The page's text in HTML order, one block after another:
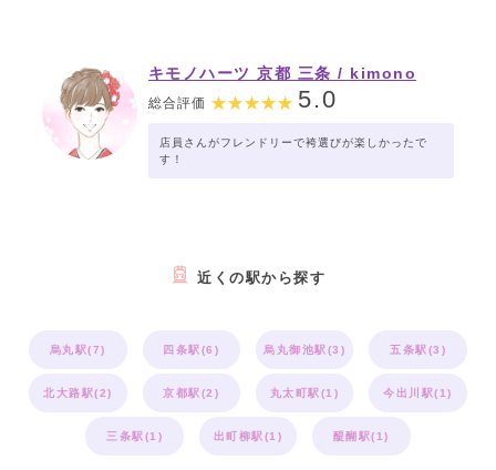
キモノハーツ 京都 三条 / kimono
hearts Kyoto sanjo
総合評価 5.0
店員さんがフレンドリーで袴選びが楽しかったで
す！
近くの駅から探す
烏丸駅(7) 四条駅(6) 烏丸御池駅(3) 五条駅(3)
北大路駅(2) 京都駅(2) 丸太町駅(1) 今出川駅(1)
三条駅(1) 出町柳駅(1) 醍醐駅(1)